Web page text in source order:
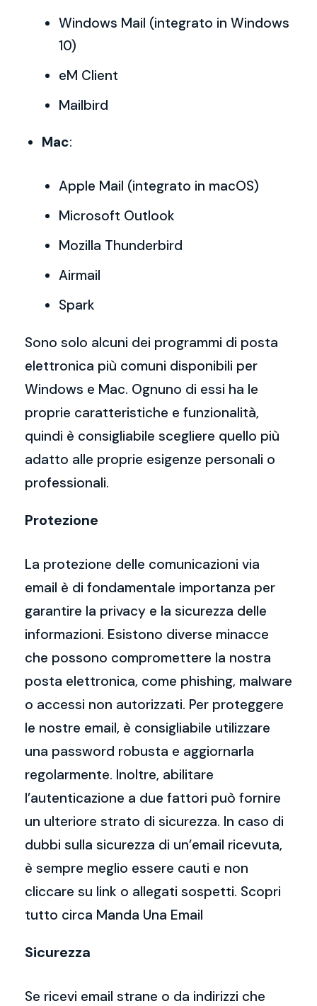
Windows Mail (integrato in Windows
10)
eM Client
Mailbird
Mac:
Apple Mail (integrato in macOS)
Microsoft Outlook
Mozilla Thunderbird
Airmail
Spark
Sono solo alcuni dei programmi di posta
elettronica più comuni disponibili per
Windows e Mac. Ognuno di essi ha le
proprie caratteristiche e funzionalità,
quindi è consigliabile scegliere quello più
adatto alle proprie esigenze personali o
professionali.
Protezione
La protezione delle comunicazioni via
email è di fondamentale importanza per
garantire la privacy e la sicurezza delle
informazioni. Esistono diverse minacce
che possono compromettere la nostra
posta elettronica, come phishing, malware
o accessi non autorizzati. Per proteggere
le nostre email, è consigliabile utilizzare
una password robusta e aggiornarla
regolarmente. Inoltre, abilitare
l’autenticazione a due fattori può fornire
un ulteriore strato di sicurezza. In caso di
dubbi sulla sicurezza di un’email ricevuta,
è sempre meglio essere cauti e non
cliccare su link o allegati sospetti. Scopri
tutto circa Manda Una Email
Sicurezza
Se ricevi email strane o da indirizzi che